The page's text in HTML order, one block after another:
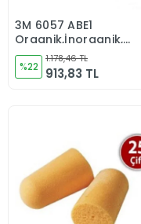
Sepete Ekle
3M 6057 ABE1
Organik,İnorganik,Asit
Gaz ve Buhar Filtresi
%22
1.178,46 TL
913,83 TL